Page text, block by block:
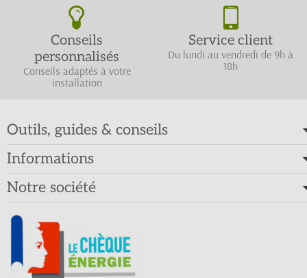
Conseils
personnalisés
Conseils adaptés à votre
installation
Service client
Du lundi au vendredi de 9h à
18h
Outils, guides & conseils
Informations
Notre société